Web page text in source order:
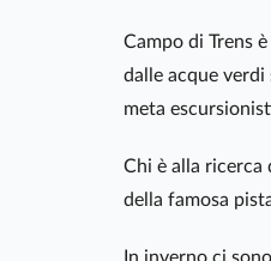
Campo di Trens
dalle acque
meta
Chi è alla ricerca
della famosa